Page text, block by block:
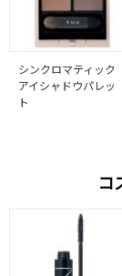
シンクロマティック
アイシャドウパレッ
ト
コ